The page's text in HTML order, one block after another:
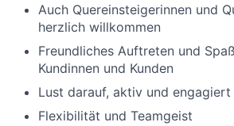
Auch Quereinsteigerinnen und
herzlich willkommen
Freundliches Auftreten und
Kundinnen und Kunden
Lust darauf, aktiv und
Flexibilität und Teamgeist